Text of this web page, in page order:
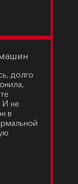
долго
И не
в